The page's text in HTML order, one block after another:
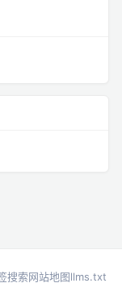
搜索网站地图llms.txt